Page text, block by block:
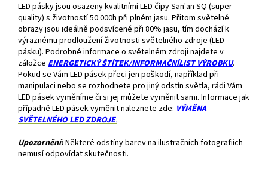
LED pásky jsou osazeny kvalitními LED čipy San'an SQ (super
quality) s životností 50 000h při plném jasu. Přitom světelné
obrazy jsou ideálně podsvícené při 80% jasu, tím dochází k
výraznému prodloužení životnosti světelného zdroje (LED
pásku). Podrobné informace o světelném zdroji najdete v
záložce ENERGETICKÝ ŠTÍTEK/INFORMAČNÍLIST VÝROBKU.
Pokud se Vám LED pásek přeci jen poškodí, například při
manipulaci nebo se rozhodnete pro jiný odstín světla, rádi Vám
LED pásek vyměníme či si jej můžete vyměnit sami. Informace jak
případně LED pásek vyměnit naleznete zde: VÝMĚNA
SVĚTELNÉHO LED ZDROJE.
Upozornění: Některé odstíny barev na ilustračních fotografiích
nemusí odpovídat skutečnosti.